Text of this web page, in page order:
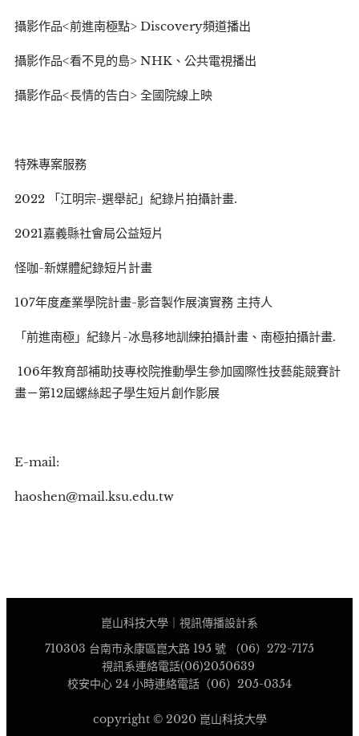
攝影作品<前進南極點> Discovery頻道播出
攝影作品<看不見的島> NHK、公共電視播出
攝影作品<長情的告白> 全國院線上映
特殊專案服務
2022 「江明宗-選舉記」紀錄片拍攝計畫.
2021嘉義縣社會局公益短片
怪咖-新媒體紀錄短片計畫
107年度產業學院計畫-影音製作展演實務 主持人
「前進南極」紀錄片-冰島移地訓練拍攝計畫、南極拍攝計畫.
106年教育部補助技專校院推動學生參加國際性技藝能競賽計
畫－第12屆螺絲起子學生短片創作影展
E-mail:
haoshen@mail.ksu.edu.tw
崑山科技大學｜視訊傳播設計系
710303 台南市永康區崑大路 195 號 （06）272-7175
視訊系連絡電話(06)2050639
校安中心 24 小時連絡電話（06）205-0354
copyright © 2020 崑山科技大學